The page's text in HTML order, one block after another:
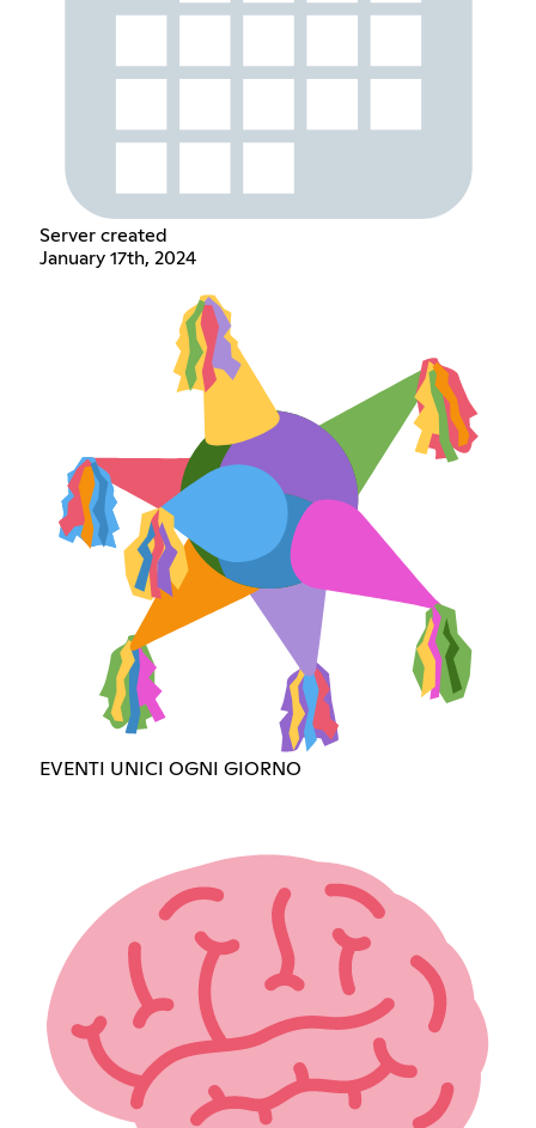
Server created
January 17th, 2024
EVENTI UNICI OGNI GIORNO